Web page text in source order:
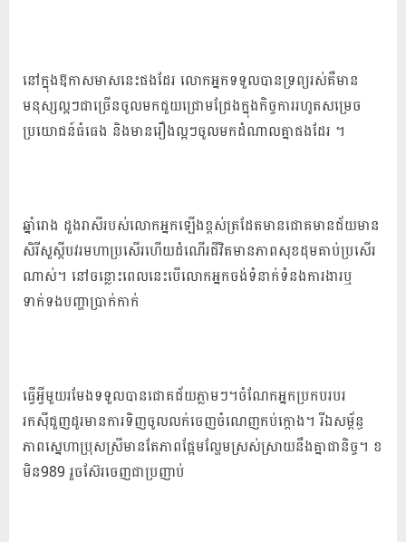
នៅ​ក្នុង​ឱកាស​មាស​នេះ​ផង​ដែរ លោក​អ្នក​ទទួល​បានទ្រព្យរ​ស់គឺ​មាន​
មនុស្ស​ល្អ​ៗ​ជា​ច្រើន​ចូល​មក​ជួយ​ជ្រោមជ្រែង​ក្នុង​កិច្ចការ​រហូតសម្រេ​ច​​​
ប្រយោជន៍​ធំធេង និង​មានរឿង​ល្អ​ៗ​ចូល​មក​ដំណាលគ្នា​ផង​ដែរ ។
ឆ្នាំរោង ដួងរាសីរបស់លោកអ្នកឡើងខ្ពស់ត្រដែតមានជោគមានជ័យមាន
សិរីសួស្តីបវរមហាប្រសើរហើយដំណើរជីវិតមានភាពសុខដុមគាប់ប្រសើរ
ណាស់។ នៅចន្លោះពេលនេះបើលោកអ្នកចង់ទំនាក់ទំនងការងារឬ
ទាក់ទងបញ្ហាប្រាក់កាក់
ធ្វើអ្វីមួយរមែងទទួលបានជោគជ័យភ្លាមៗ។ចំណែកអ្នកប្រកបរបរ
រកស៊ីជួញដូរមានការទិញចូលលក់ចេញចំណេញកប់ក្តោង។ រីឯសម្ព័ន្ធ
ភាពស្នេហាប្រុសស្រីមានតែភាពផ្អែមល្ហែមស្រស់ស្រាយនឹងគ្នាជានិច្ច។ ខ
មិន989 រួចស៊ែរចេញជាប្រញាប់